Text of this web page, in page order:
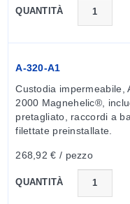
QUANTITÀ
A-320-A1
Custodia impermeabile,
2000 Magnehelic®,
pretagliato, raccordi a
filettate preinstallate.
268,92 € / pezzo
QUANTITÀ